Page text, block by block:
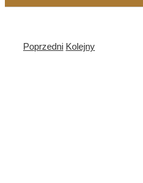
Poprzedni Kolejny